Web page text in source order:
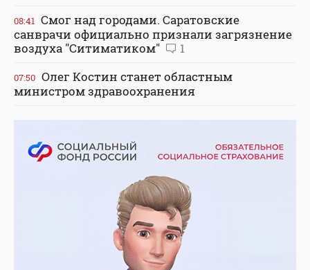
08:41 Смог над городами. Саратовские
санврачи официально признали загрязнение
воздуха "Ситиматиком"
1
07:50 Олег Костин станет областным
министром здравоохранения